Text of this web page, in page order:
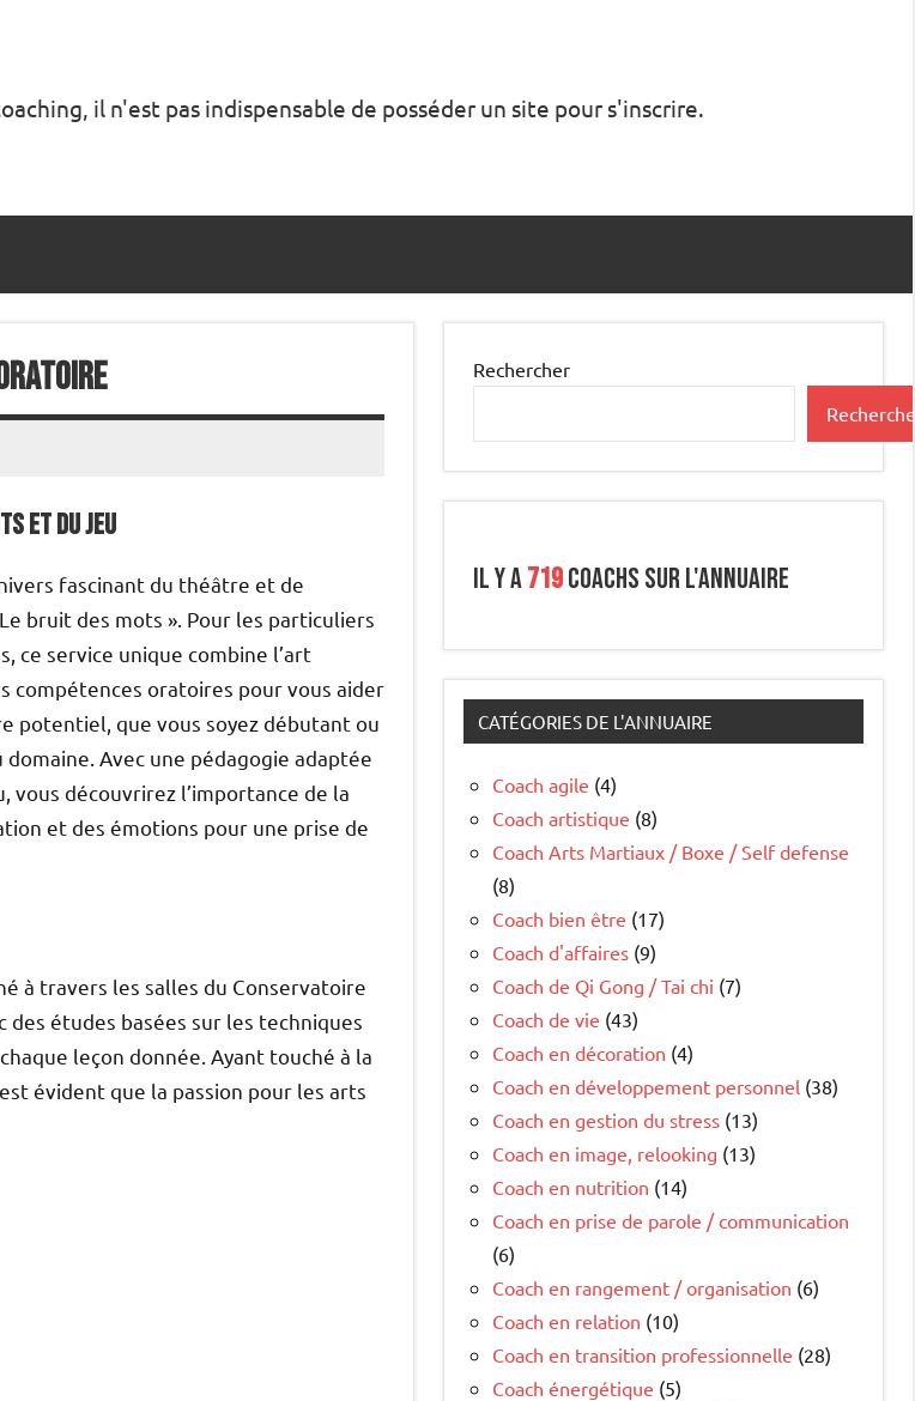
il n'est pas indispensable de posséder un site pour s'inscrire.
et du jeu
fascinant du théâtre et de
bruit des mots ». Pour les particuliers
ce service unique combine l’art
compétences oratoires pour vous aider
potentiel, que vous soyez débutant ou
Avec une pédagogie adaptée
vous découvrirez l’importance de la
et des émotions pour une prise de
à travers les salles du Conservatoire
études basées sur les techniques
leçon donnée. Ayant touché à la
évident que la passion pour les arts
Rechercher
Il y a719coachs sur l'annuaire
CATÉGORIES DE L'ANNUAIRE
Coach agile (4)
Coach artistique (8)
Coach Arts Martiaux / Boxe / Self defense
(8)
Coach bien être (17)
Coach d'affaires (9)
Coach de Qi Gong / Tai chi (7)
Coach de vie (43)
Coach en décoration (4)
Coach en développement personnel (38)
Coach en gestion du stress (13)
Coach en image, relooking (13)
Coach en nutrition (14)
Coach en prise de parole / communication
(6)
Coach en rangement / organisation (6)
Coach en relation (10)
Coach en transition professionnelle (28)
Coach énergétique (5)